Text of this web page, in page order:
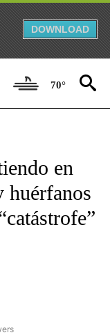
DOWNLOAD
70°
TO RECEIVE
en
huérfanos
NEWSOURCE" TO RECEIVE